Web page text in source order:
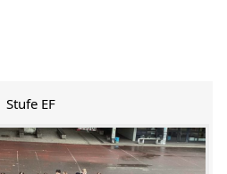
Stufe EF